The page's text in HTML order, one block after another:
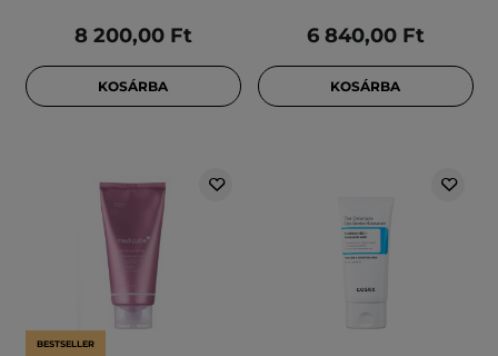
8 200,00 Ft
KOSÁRBA
6 840,00 Ft
KOSÁRBA
BESTSELLER